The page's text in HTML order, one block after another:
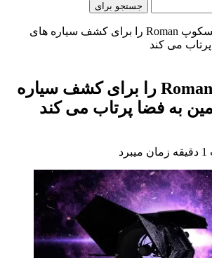
جستجو برای
ناسا تلسکوپ Roman را برای کشف سیاره های
می کند
ناسا تلسکوپ Roman را برای کشف سیاره
به فضا پرتاب می کند